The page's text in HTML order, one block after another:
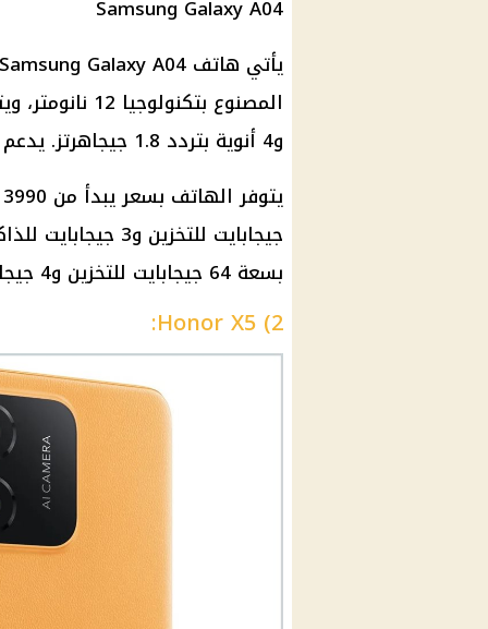
Samsung Galaxy A04
و4 أنوية بتردد 1.8 جيجاهرتز. يدعم الهاتف معالج رسوميات PowerVR GE8320.
بسعة 64 جيجابايت للتخزين و4 جيجابايت للذاكرة العشوائية.
2) Honor X5: